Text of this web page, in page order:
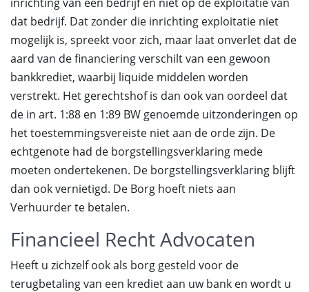
dat bedrijf. Dat zonder die inrichting exploitatie niet
mogelijk is, spreekt voor zich, maar laat onverlet dat de
aard van de financiering verschilt van een gewoon
bankkrediet, waarbij liquide middelen worden
verstrekt. Het gerechtshof is dan ook van oordeel dat
de in art. 1:88 en 1:89 BW genoemde uitzonderingen op
het toestemmingsvereiste niet aan de orde zijn. De
echtgenote had de borgstellingsverklaring mede
moeten ondertekenen. De borgstellingsverklaring blijft
dan ook vernietigd. De Borg hoeft niets aan
Verhuurder te betalen.
Financieel Recht Advocaten
Heeft u zichzelf ook als borg gesteld voor de
terugbetaling van een krediet aan uw bank en wordt u